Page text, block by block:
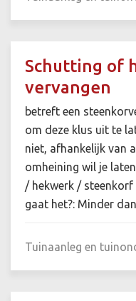
Schutting of
vervangen
betreft een
om deze klus uit te
niet, afhankelijk van
omheining wil je
/ hekwerk /
gaat het?: Minder
Tuinaanleg en